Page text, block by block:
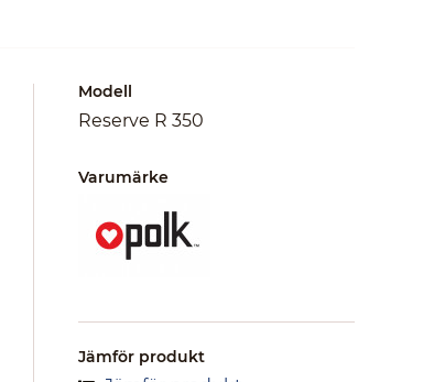
Modell
Reserve R 350
Varumärke
Jämför produkt